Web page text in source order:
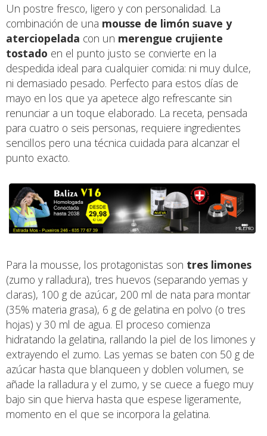
Un postre fresco, ligero y con personalidad. La
combinación de una mousse de limón suave y
aterciopelada con un merengue crujiente
tostado en el punto justo se convierte en la
despedida ideal para cualquier comida: ni muy dulce,
ni demasiado pesado. Perfecto para estos días de
mayo en los que ya apetece algo refrescante sin
renunciar a un toque elaborado. La receta, pensada
para cuatro o seis personas, requiere ingredientes
sencillos pero una técnica cuidada para alcanzar el
punto exacto.
Para la mousse, los protagonistas son tres limones
(zumo y ralladura), tres huevos (separando yemas y
claras), 100 g de azúcar, 200 ml de nata para montar
(35% materia grasa), 6 g de gelatina en polvo (o tres
hojas) y 30 ml de agua. El proceso comienza
hidratando la gelatina, rallando la piel de los limones y
extrayendo el zumo. Las yemas se baten con 50 g de
azúcar hasta que blanqueen y doblen volumen, se
añade la ralladura y el zumo, y se cuece a fuego muy
bajo sin que hierva hasta que espese ligeramente,
momento en el que se incorpora la gelatina.